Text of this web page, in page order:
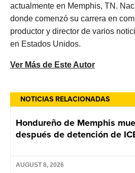
NOTICIAS RELACIONADAS
Hondureño de Memphis
después de detención de
AUGUST 8, 2026
actualmente en Memphis, TN.
donde comenzó su carrera en
productor y director de varios
en Estados Unidos.
Ver Más de Este Autor